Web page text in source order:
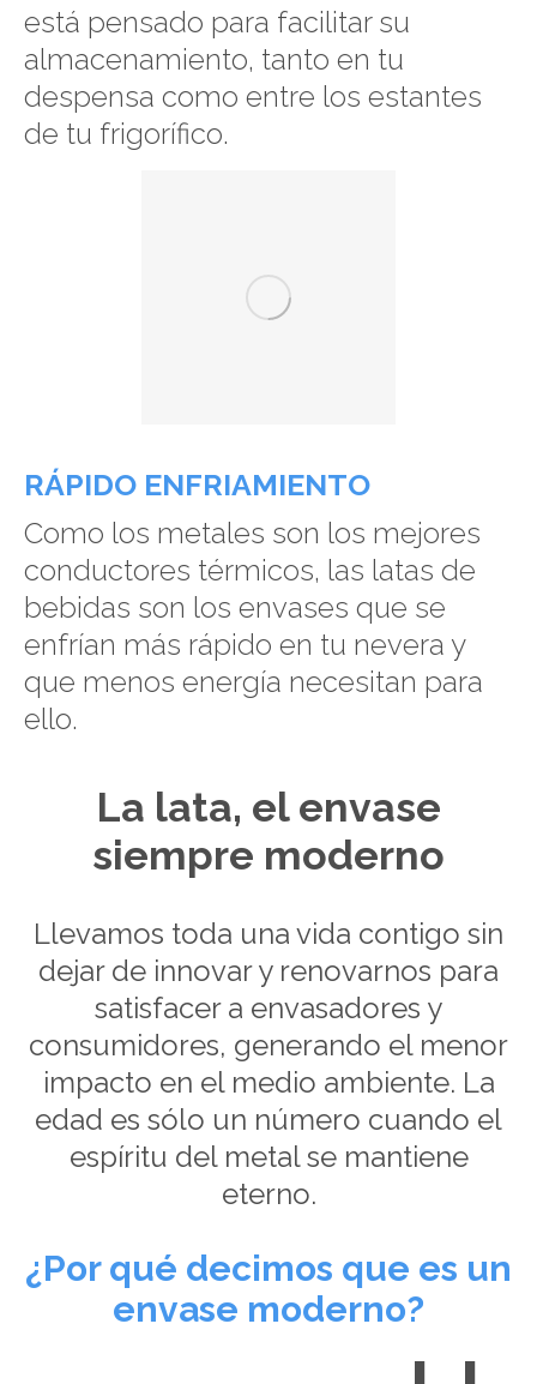
está pensado para facilitar su
almacenamiento, tanto en tu
despensa como entre los estantes
de tu frigorífico.
RÁPIDO ENFRIAMIENTO
Como los metales son los mejores
conductores térmicos, las latas de
bebidas son los envases que se
enfrían más rápido en tu nevera y
que menos energía necesitan para
ello.
La lata, el envase
siempre moderno
Llevamos toda una vida contigo sin
dejar de innovar y renovarnos para
satisfacer a envasadores y
consumidores, generando el menor
impacto en el medio ambiente. La
edad es sólo un número cuando el
espíritu del metal se mantiene
eterno.
¿Por qué decimos que es un
envase moderno?